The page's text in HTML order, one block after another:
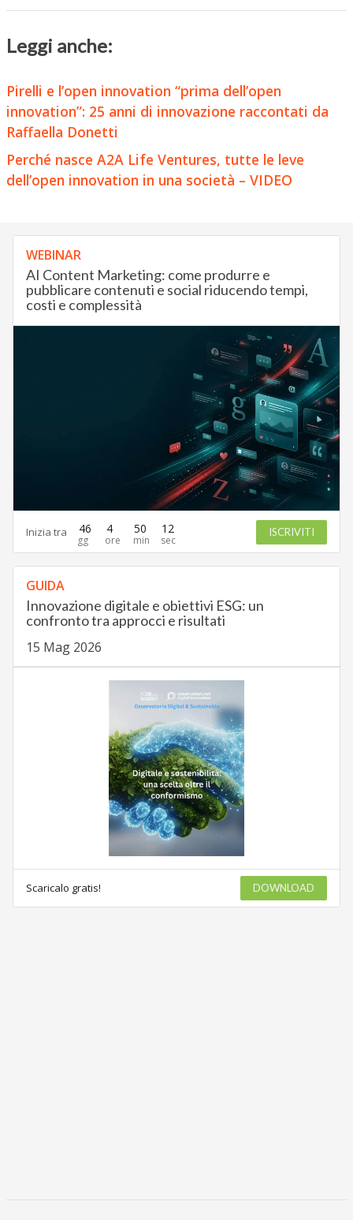
Leggi anche:
Pirelli e l’open innovation “prima dell’open
innovation”: 25 anni di innovazione raccontati da
Raffaella Donetti
Perché nasce A2A Life Ventures, tutte le leve
dell’open innovation in una società – VIDEO
WEBINAR
AI Content Marketing: come produrre e
pubblicare contenuti e social riducendo tempi,
costi e complessità
Inizia tra 46 4 50 11 ISCRIVITI
GUIDA
Innovazione digitale e obiettivi ESG: un
confronto tra approcci e risultati
15 Mag 2026
Scaricalo gratis! DOWNLOAD